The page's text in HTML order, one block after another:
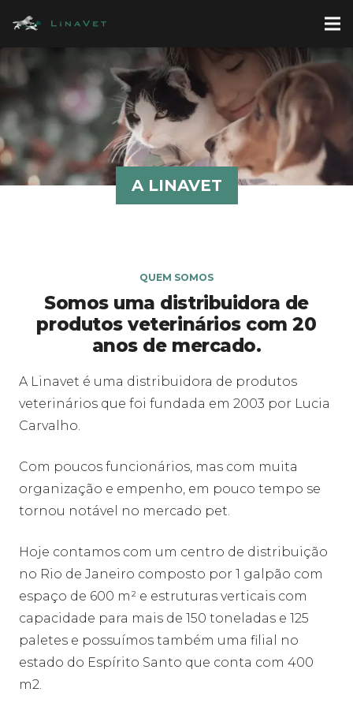
A LINAVET
QUEM SOMOS
Somos uma distribuidora de
produtos veterinários com 20
anos de mercado.
A Linavet é uma distribuidora de produtos
veterinários que foi fundada em 2003 por Lucia
Carvalho.
Com poucos funcionários, mas com muita
organização e empenho, em pouco tempo se
tornou notável no mercado pet.
Hoje contamos com um centro de distribuição
no Rio de Janeiro composto por 1 galpão com
espaço de 600 m² e estruturas verticais com
capacidade para mais de 150 toneladas e 125
paletes e possuímos também uma filial no
estado do Espírito Santo que conta com 400
m2.